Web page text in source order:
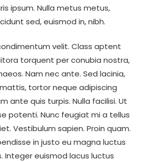
ipsum. Nulla metus metus,
sed, euismod in, nibh.
velit. Class aptent
torquent per conubia nostra,
Nam nec ante. Sed lacinia,
tortor neque adipiscing
ante quis turpis. Nulla facilisi. Ut
potenti. Nunc feugiat mi a tellus
Vestibulum sapien. Proin quam.
in justo eu magna luctus
Integer euismod lacus luctus